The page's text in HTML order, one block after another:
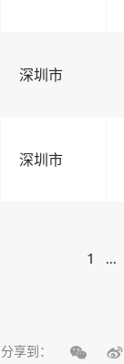
深圳市
深圳市
1 ...
分享到：  